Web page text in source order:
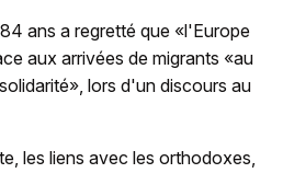
ans a regretté que «l'Europe
aux arrivées de migrants «au
lors d'un discours au
les liens avec les orthodoxes,